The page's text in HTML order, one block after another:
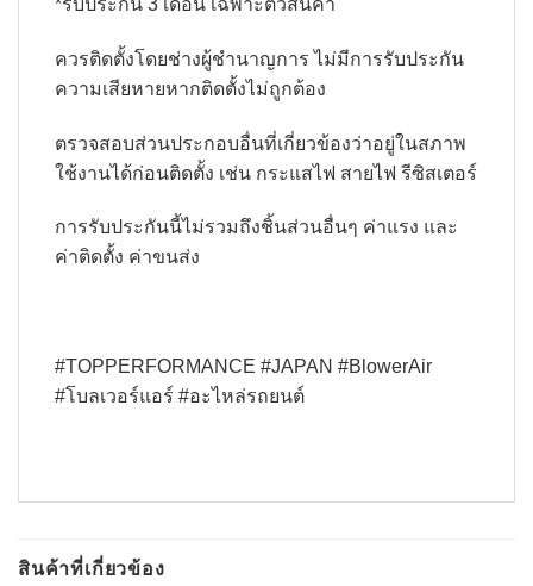
*รับประกัน 3 เดือน เฉพาะตัวสินค้า
ควรติดตั้งโดยช่างผู้ชำนาญการ ไม่มีการรับประกัน
ความเสียหายหากติดตั้งไม่ถูกต้อง
ตรวจสอบส่วนประกอบอื่นที่เกี่ยวข้องว่าอยู่ในสภาพ
ใช้งานได้ก่อนติดตั้ง เช่น กระแสไฟ สายไฟ รีซิสเตอร์
การรับประกันนี้ไม่รวมถึงชิ้นส่วนอื่นๆ ค่าแรง และ
ค่าติดตั้ง ค่าขนส่ง
#TOPPERFORMANCE #JAPAN #BlowerAir
#โบลเวอร์แอร์ #อะไหล่รถยนต์
สินค้าที่เกี่ยวข้อง